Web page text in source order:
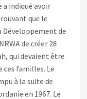
indiqué avoir
que le
de
de créer 28
qui devaient être
ces familles. Le
à la suite de
en 1967. Le